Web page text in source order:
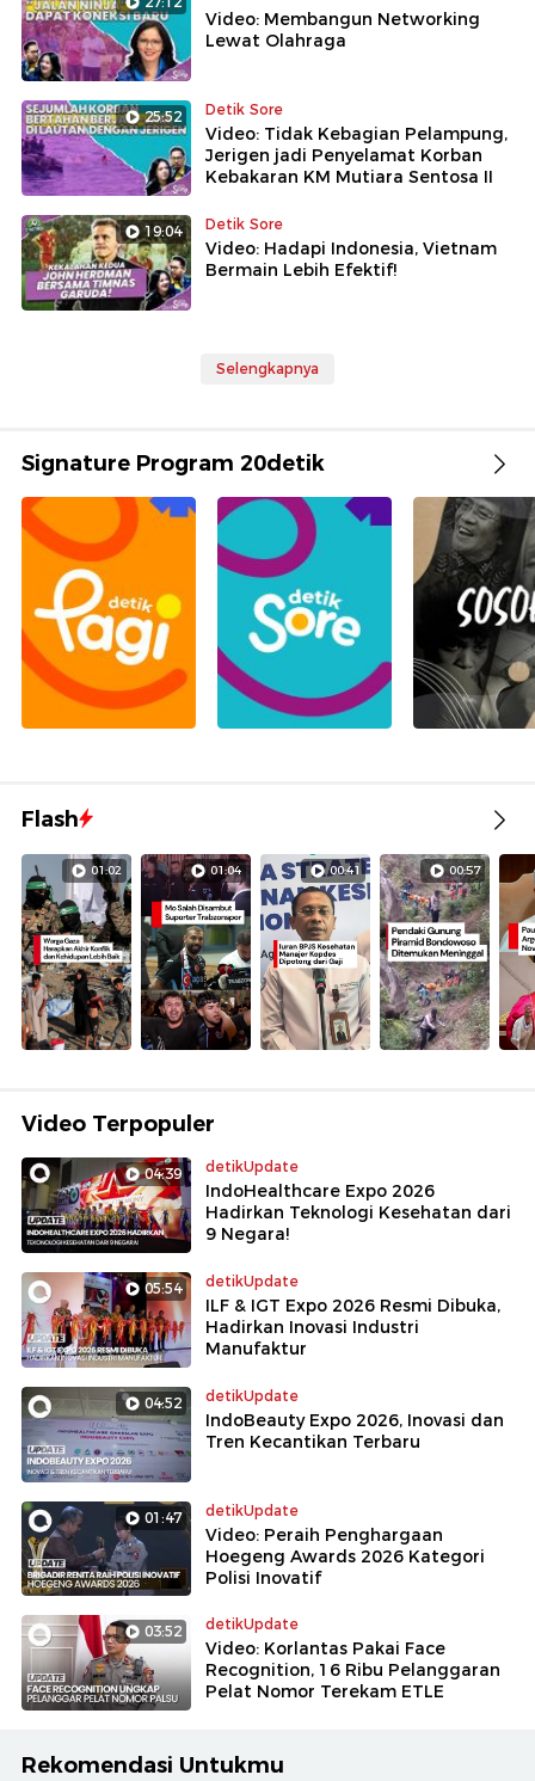
Video: Membangun Networking
Lewat Olahraga
25:52 Detik Sore
Video: Tidak Kebagian Pelampung,
Jerigen jadi Penyelamat Korban
Kebakaran KM Mutiara Sentosa II
19:04 Detik Sore
Video: Hadapi Indonesia, Vietnam
Bermain Lebih Efektif!
Selengkapnya
Signature Program 20detik
Flash
01:02 01:04 00:41 00:57
Video Terpopuler
04:39 detikUpdate
IndoHealthcare Expo 2026
Hadirkan Teknologi Kesehatan dari
9 Negara!
05:54 detikUpdate
ILF & IGT Expo 2026 Resmi Dibuka,
Hadirkan Inovasi Industri
Manufaktur
04:52 detikUpdate
IndoBeauty Expo 2026, Inovasi dan
Tren Kecantikan Terbaru
01:47 detikUpdate
Video: Peraih Penghargaan
Hoegeng Awards 2026 Kategori
Polisi Inovatif
03:52 detikUpdate
Video: Korlantas Pakai Face
Recognition, 16 Ribu Pelanggaran
Pelat Nomor Terekam ETLE
Rekomendasi Untukmu